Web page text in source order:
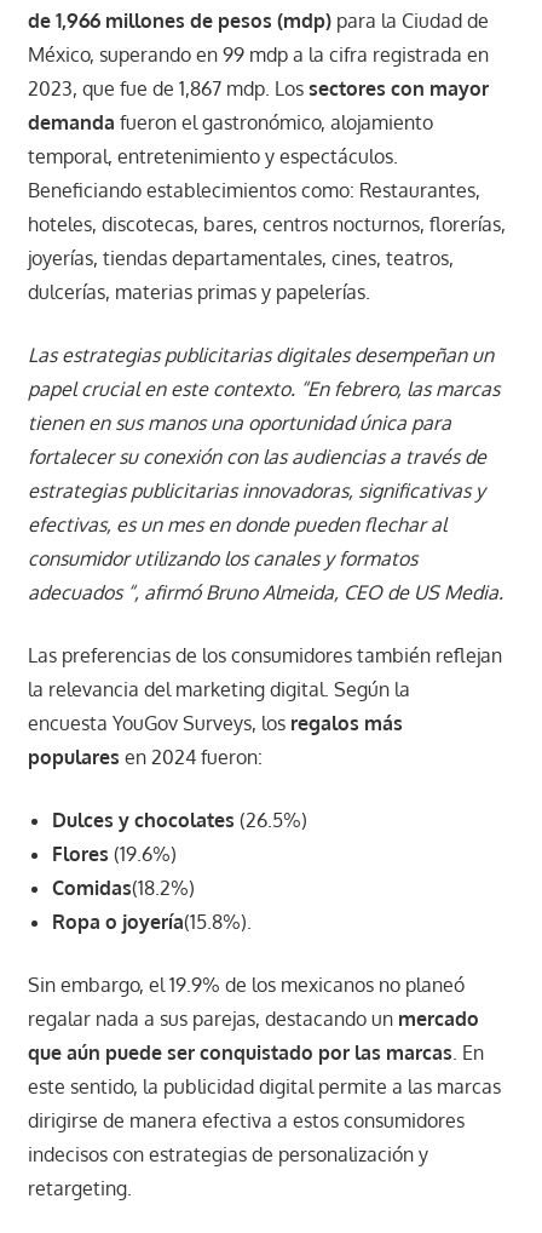
de 1,966 millones de pesos (mdp)para la Ciudad de
México, superando en 99 mdp a la cifra registrada en
2023, que fue de 1,867 mdp. Los sectores con mayor
demanda fueron el gastronómico, alojamiento
temporal, entretenimiento y espectáculos.
Beneficiando establecimientos como: Restaurantes,
hoteles, discotecas, bares, centros nocturnos, florerías,
joyerías, tiendas departamentales, cines, teatros,
dulcerías, materias primas y papelerías.
Las estrategias publicitarias digitales desempeñan un
papel crucial en este contexto. “En febrero, las marcas
tienen en sus manos una oportunidad única para
fortalecer su conexión con las audiencias a través de
estrategias publicitarias innovadoras, significativas y
efectivas, es un mes en donde pueden flechar al
consumidor utilizando los canales y formatos
adecuados “, afirmó Bruno Almeida, CEO de US Media.
Las preferencias de los consumidores también reflejan
la relevancia del marketing digital. Según la
encuesta YouGov Surveys, los regalos más
populares en 2024 fueron:
Dulces y chocolates (26.5%)
Flores (19.6%)
Comidas(18.2%)
Ropa o joyería(15.8%).
Sin embargo, el 19.9% de los mexicanos no planeó
regalar nada a sus parejas, destacando un mercado
que aún puede ser conquistado por las marcas . En
este sentido, la publicidad digital permite a las marcas
dirigirse de manera efectiva a estos consumidores
indecisos con estrategias de personalización y
retargeting.